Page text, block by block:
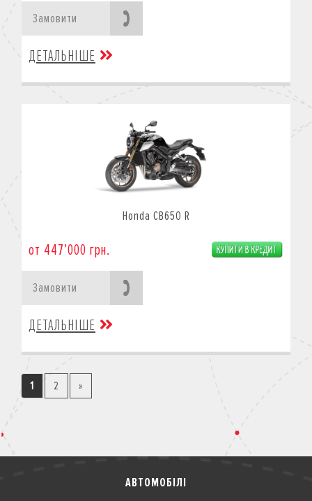
Замовити
ДЕТАЛЬНІШЕ
Honda CB650 R
от 447’000 грн.
Замовити
ДЕТАЛЬНІШЕ
1 2 »
АВТОМОБІЛІ